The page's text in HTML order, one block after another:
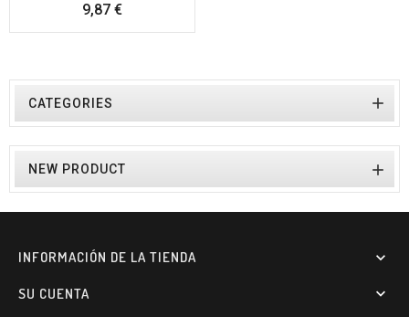
9,87 €Precio
CATEGORIES 
NEW PRODUCT 
INFORMACIÓN DE LA TIENDA 
SU CUENTA 